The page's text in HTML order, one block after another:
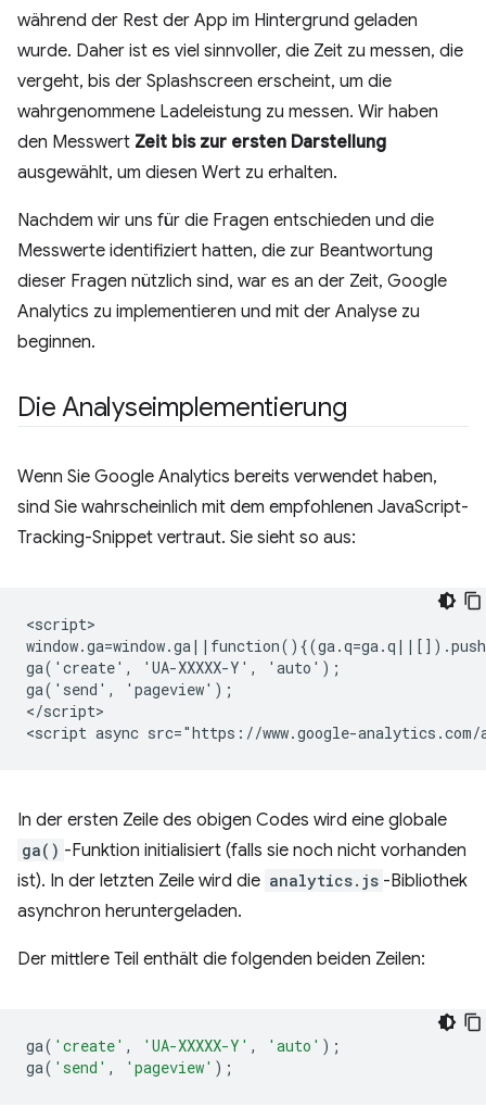
während der Rest der App im Hintergrund geladen
wurde. Daher ist es viel sinnvoller, die Zeit zu messen, die
vergeht, bis der Splashscreen erscheint, um die
wahrgenommene Ladeleistung zu messen. Wir haben
den Messwert Zeit bis zur ersten Darstellung
ausgewählt, um diesen Wert zu erhalten.
Nachdem wir uns für die Fragen entschieden und die
Messwerte identifiziert hatten, die zur Beantwortung
dieser Fragen nützlich sind, war es an der Zeit, Google
Analytics zu implementieren und mit der Analyse zu
beginnen.
Die Analyseimplementierung
Wenn Sie Google Analytics bereits verwendet haben,
sind Sie wahrscheinlich mit dem empfohlenen JavaScript-
Tracking-Snippet vertraut. Sie sieht so aus:
<script>
ga('create', 'UA-XXXXX-Y', 'auto');
ga('send', 'pageview');
</script>
In der ersten Zeile des obigen Codes wird eine globale
ga() -Funktion initialisiert (falls sie noch nicht vorhanden
ist). In der letzten Zeile wird die analytics.js -Bibliothek
asynchron heruntergeladen.
Der mittlere Teil enthält die folgenden beiden Zeilen:
ga( 'create' , 'UA-XXXXX-Y' , 'auto' );
ga( 'send' , 'pageview' );